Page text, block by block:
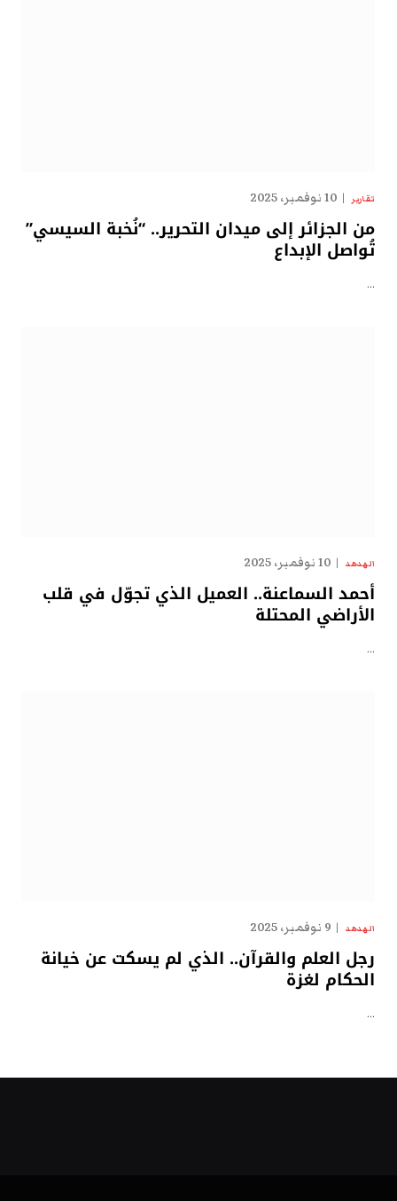
تقارير 10 نوفمبر، 2025
من الجزائر إلى ميدان التحرير.. “نُخبة السيسي”
تُواصل الإبداع
…
الهدهد 10 نوفمبر، 2025
أحمد السماعنة.. العميل الذي تجوّل في قلب
الأراضي المحتلة
…
الهدهد 9 نوفمبر، 2025
رجل العلم والقرآن.. الذي لم يسكت عن خيانة
الحكام لغزة
…